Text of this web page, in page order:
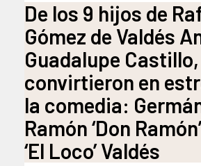
De los 9 hijos de
Gómez de Valdés
Guadalupe
convirtieron en
la comedia: Germán
Ramón ‘Don
‘El Loco’ Valdés